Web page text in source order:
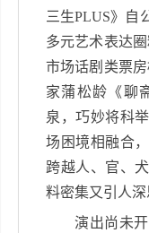
三生PLUS》自
多元艺术表达
市场话剧类票
家蒲松龄《聊
泉，巧妙将科
场困境相融合
跨越人、官、
料密集又引人深
演出尚未